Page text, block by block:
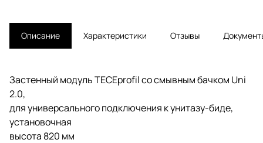
Описание Характеристики Отзывы
Застенный модуль TECEprofil со смывным бачком Uni
2.0,
для универсального подключения к унитазу-биде,
установочная
высота 820 мм